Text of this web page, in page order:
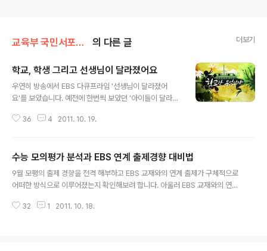
교육부 국민서포터즈 의 다른 글 더보기
학교, 학생 그리고 선생님이 달라졌어요
우연히 방송에서 EBS 다큐프라임 '선생님이 달라졌어
요'를 보았습니다. 예전에 한번씩 보았던 '아이들이 달라졌
는 선생님이셨는데 시간이 지나도 가끔 학교에서 선생님들
무엇보다 문제점을 드러내고 그 문제점을 해결해 나가시는
모습이 저에겐 감동이었습니다. 수업 시간에 선생님과 눈
을 마주치지 않는 아이들의 모습, 그냥 앉아 있기만 하는 학
생님들께서도 저희 학생들에게 바라시는 점들이 너무 많으
36 4 2011. 10. 19.
수능 모의평가 분석과 EBS 연계 출제경향 대비법
9월 모평의 출제 경향을 전격 해부하고 EBS 교재와의 연계 출제가 구체적으로
어떠한 방식으로 이루어졌는지 확인해보려 합니다. 아울러 EBS 교재와의 연계
운 문제 유형을 분석하고 어떻게 학습 전략을 수립해야할지 고민해보고자 합니
32 1 2011. 10. 18.